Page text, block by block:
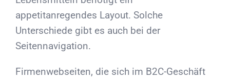
appetitanregendes Layout. Solche
Unterschiede gibt es auch bei der
Seitennavigation.
Firmenwebseiten, die sich im B2C-Geschäft